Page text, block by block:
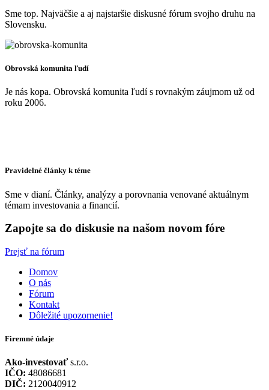
Sme top. Najväčšie a aj najstaršie diskusné fórum svojho druhu na
Slovensku.
Obrovská komunita ľudí
Je nás kopa. Obrovská komunita ľudí s rovnakým záujmom už od
roku 2006.
Pravidelné články k téme
Sme v dianí. Články, analýzy a porovnania venované aktuálnym
témam investovania a financií.
Zapojte sa do diskusie na našom novom fóre
Prejsť na fórum
Domov
O nás
Fórum
Kontakt
Dôležité upozornenie!
Firemné údaje
Ako-investovaťs.r.o.
IČO: 48086681
DIČ: 2120040912